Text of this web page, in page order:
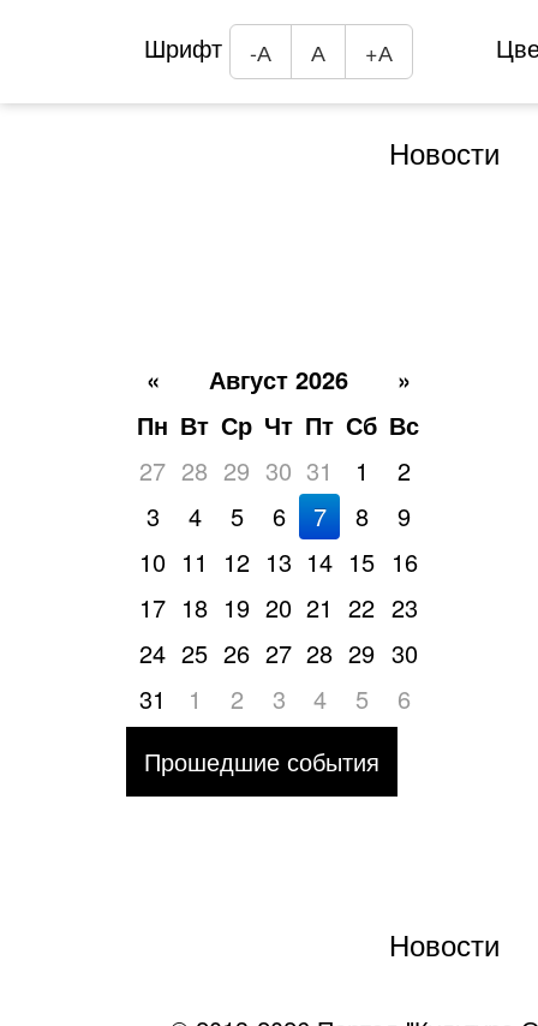
Шрифт -А А +А
Новости
« Август 2026
»
Пн Вт Ср Чт Пт Сб Вс
27 28 29 30 31 1
2
3
4 5 6 7 8
9
10 11 12 13 14 15 16
17 18 19 20 21 22 23
24 25 26 27 28 29 30
31
1 2 3 4 5
6
Прошедшие события
Новости